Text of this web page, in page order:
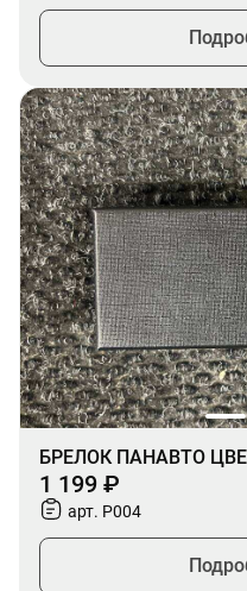
БРЕЛОК ПАНАВТО
1 199 ₽
арт. P004